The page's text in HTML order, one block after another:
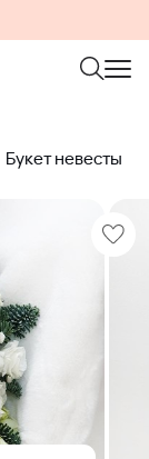
Букет невесты